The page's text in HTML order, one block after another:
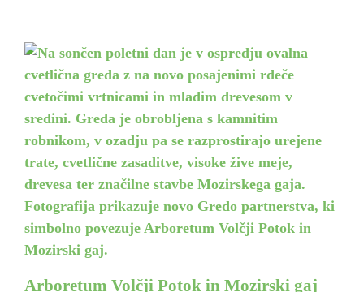
Arboretum Volčji Potok in Mozirski gaj